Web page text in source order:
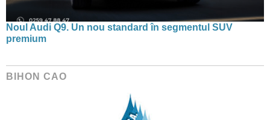
Noul Audi Q9. Un nou standard în segmentul SUV
premium
BIHON CAO